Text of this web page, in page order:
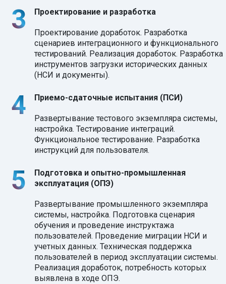
Проектирование и разработка
Проектирование доработок. Разработка
сценариев интеграционного и функционального
тестирований. Реализация доработок. Разработка
инструментов загрузки исторических данных
(НСИ и документы).
Приемо-сдаточные испытания (ПСИ)
Развертывание тестового экземпляра системы,
настройка. Тестирование интеграций.
Функциональное тестирование. Разработка
инструкций для пользователя.
Подготовка и опытно-промышленная
эксплуатация (ОПЭ)
Развертывание промышленного экземпляра
системы, настройка. Подготовка сценария
обучения и проведение инструктажа
пользователей. Проведение миграции НСИ и
учетных данных. Техническая поддержка
пользователей в период эксплуатации системы.
Реализация доработок, потребность которых
выявлена в ходе ОПЭ.